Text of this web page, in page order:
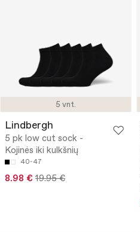
5 vnt.
Lindbergh
5 pk low cut sock -
Kojinės iki kulkšnių
40-47
8.98 € 19.95 €